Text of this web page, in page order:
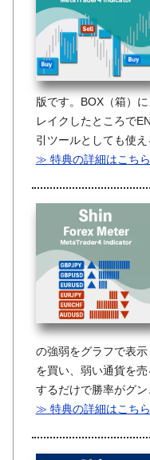
版です。BOX（箱）
レイクしたところで
引ツールとしても使え
≫ 特典の詳細はこちら
の強弱をグラフで表
を買い、弱い通貨を
するだけで勝率がグン
≫ 特典の詳細はこちら